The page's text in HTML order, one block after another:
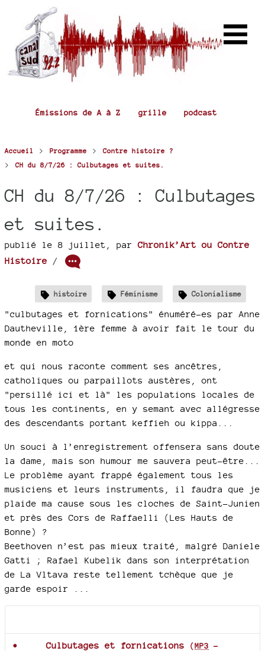
Émissions de A à Z grille podcast
Accueil > Programme > Contre histoire ?
> CH du 8/7/26 : Culbutages et suites.
CH du 8/7/26 : Culbutages
et suites.
publié le 8 juillet parChronik’Art ou Contre
Histoire /
histoire Féminisme Colonialisme
"culbutages et fornications" énuméré-es par Anne
Dautheville, 1ère femme à avoir fait le tour du
monde en moto
et qui nous raconte comment ses ancêtres,
catholiques ou parpaillots austères, ont
"persillé ici et là" les populations locales de
tous les continents, en y semant avec allégresse
des descendants portant keffieh ou kippa...
Un souci à l’enregistrement offensera sans doute
la dame, mais son humour me sauvera peut-être...
Le problème ayant frappé également tous les
musiciens et leurs instruments, il faudra que je
plaide ma cause sous les cloches de Saint-Junien
et près des Cors de Raffaelli (Les Hauts de
Bonne) ?
Beethoven n’est pas mieux traité, malgré Daniele
Gatti ; Rafael Kubelik dans son interprétation
de La Vltava reste tellement tchèque que je
garde espoir ...
Culbutages et fornications (MP3 -